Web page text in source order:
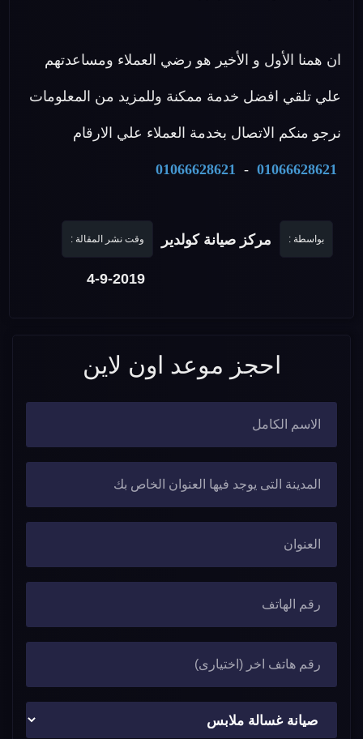
ان همنا الأول و الأخير هو رضي العملاء ومساعدتهم
علي تلقي افضل خدمة ممكنة وللمزيد من المعلومات
نرجو منكم الاتصال بخدمة العملاء علي الارقام
01066628621
-
01066628621
بواسطة : مركز صيانة كولدير وقت نشر المقالة :
4-9-2019
احجز موعد اون لاين